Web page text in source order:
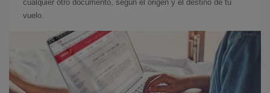
cualquier otro documento, según el origen y el destino de tu
vuelo.